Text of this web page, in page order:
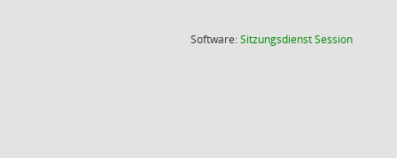
Software:SitzungsdienstSession(Wird in